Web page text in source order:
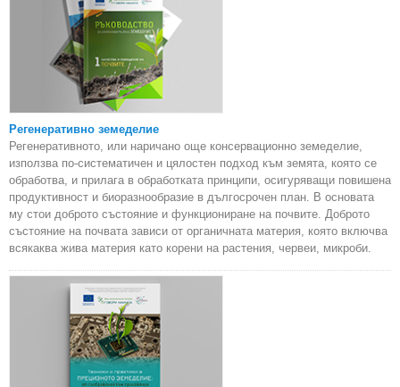
Регенеративно земеделие
Регенеративното, или наричано още консервационно земеделие,
използва по-систематичен и цялостен подход към земята, която се
обработва, и прилага в обработката принципи, осигуряващи повишена
продуктивност и биоразнообразие в дългосрочен план. В основата
му стои доброто състояние и функциониране на почвите. Доброто
състояние на почвата зависи от органичната материя, която включва
всякаква жива материя като корени на растения, червеи, микроби.